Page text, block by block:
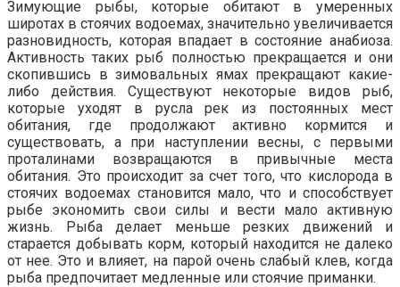
Зимующие рыбы, которые обитают в умеренных
широтах в стоячих водоемах, значительно увеличивается
разновидность, которая впадает в состояние анабиоза.
Активность таких рыб полностью прекращается и они
скопившись в зимовальных ямах прекращают какие-
либо действия. Существуют некоторые видов рыб,
которые уходят в русла рек из постоянных мест
обитания, где продолжают активно кормится и
существовать, а при наступлении весны, с первыми
проталинами возвращаются в привычные места
обитания. Это происходит за счет того, что кислорода в
стоячих водоемах становится мало, что и способствует
рыбе экономить свои силы и вести мало активную
жизнь. Рыба делает меньше резких движений и
старается добывать корм, который находится не далеко
от нее. Это и влияет, на парой очень слабый клев, когда
рыба предпочитает медленные или стоячие приманки.